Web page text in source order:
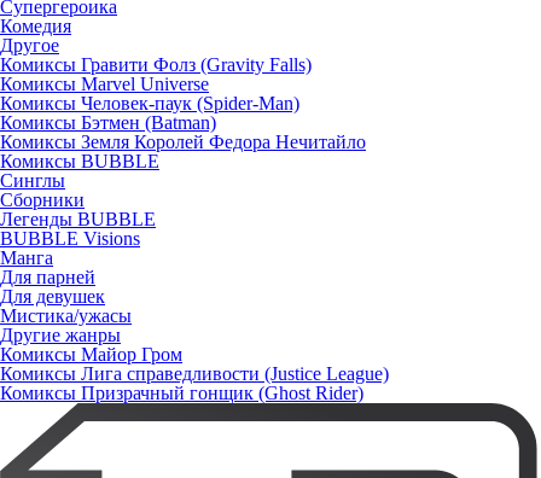
Супергероика
Комедия
Другое
Комиксы Гравити Фолз (Gravity Falls)
Комиксы Marvel Universe
Комиксы Человек-паук (Spider-Man)
Комиксы Бэтмен (Batman)
Комиксы Земля Королей Федора Нечитайло
Комиксы BUBBLE
Синглы
Сборники
Легенды BUBBLE
BUBBLE Visions
Манга
Для парней
Для девушек
Мистика/ужасы
Другие жанры
Комиксы Майор Гром
Комиксы Лига справедливости (Justice League)
Комиксы Призрачный гонщик (Ghost Rider)